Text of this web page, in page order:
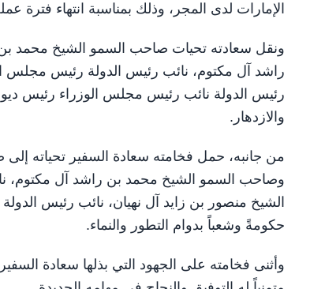
الإمارات لدى المجر، وذلك بمناسبة انتهاء فترة
ونقل سعادته تحيات صاحب السمو الشيخ محمد
راشد آل مكتوم، نائب رئيس الدولة رئيس مجلس
رئيس الدولة نائب رئيس مجلس الوزراء رئيس
والازدهار.
من جانبه، حمل فخامته سعادة السفير تحياته
وصاحب السمو الشيخ محمد بن راشد آل مكتوم،
الشيخ منصور بن زايد آل نهيان، نائب رئيس
حكومةً وشعباً بدوام التطور والنماء.
وأثنى فخامته على الجهود التي بذلها سعادة